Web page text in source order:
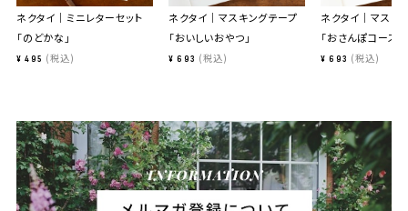
ネクタイ｜ミニレターセット
「のどかな」
¥ 495 税込
ネクタイ｜マスキングテープ
「おいしいおやつ」
¥ 693 税込
ネクタイ｜マスキ
「おさんぽコース」
¥ 693 税込